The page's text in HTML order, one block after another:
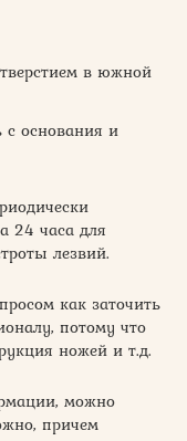
в южной
основания и
24 часа для
лезвий.
как заточить
потому что
ножей и т.д.
можно
причем